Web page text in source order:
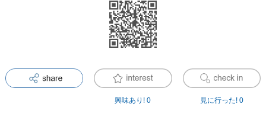
興味あり! 0 見に行った! 0